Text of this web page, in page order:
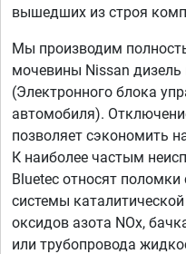
вышедших из строя
Мы производим
мочевины Nissan
(Электронного блока
автомобиля).
позволяет сэкономить
К наиболее частым
Bluetec относят
системы
оксидов азота NOx,
или трубопровода